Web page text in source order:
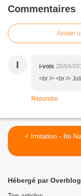
Commentaires
Ajouter
I i-voix 20/04/
<br /> <br />
Répondre
< Imitation - Ito
Hébergé par Overblog